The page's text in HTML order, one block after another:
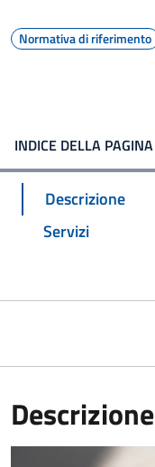
Normativa di riferimento
INDICE DELLA PAGINA
Descrizione
Servizi
Descrizione